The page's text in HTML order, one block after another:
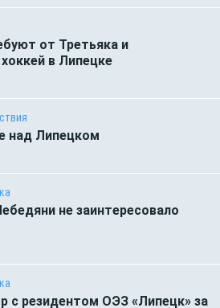
от Третьяка и
в Липецке
над Липецком
не заинтересовало
с резидентом ОЭЗ «Липецк» за